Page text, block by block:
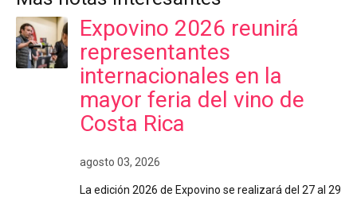
Expovino 2026 reunirá
representantes
internacionales en la
mayor feria del vino de
Costa Rica
agosto 03, 2026
La edición 2026 de Expovino se realizará del 27 al 29